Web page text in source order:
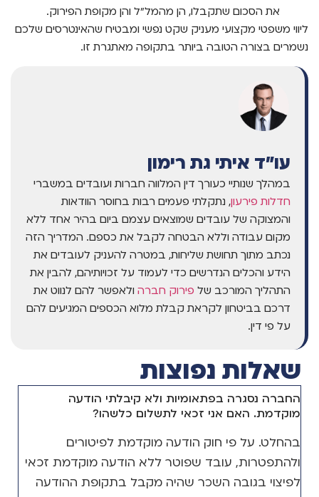
את הסכום שתקבלו, הן מהמל"ל והן מקופת הפירוק.
ליווי משפטי מקצועי מעניק שקט נפשי ומבטיח שהאינטרסים שלכם
נשמרים בצורה הטובה ביותר בתקופה מאתגרת זו.
עו"ד איתי גת רימון
במהלך שנותיי כעורך דין המלווה חברות ועובדים במשברי
חדלות פירעון, נתקלתי פעמים רבות בחוסר הוודאות
והמצוקה של עובדים שמוצאים עצמם ביום בהיר אחד ללא
מקום עבודה וללא הבטחה לקבל את כספם. המדריך הזה
נכתב מתוך תחושת שליחות, במטרה להעניק לעובדים את
הידע והכלים הנדרשים כדי לעמוד על זכויותיהם, להבין את
התהליך המורכב של פירוק חברה ולאפשר להם לנווט את
דרכם בביטחון לקראת קבלת מלוא הכספים המגיעים להם
על פי דין.
שאלות נפוצות
החברה נסגרה בפתאומיות ולא קיבלתי הודעה
מוקדמת. האם אני זכאי לתשלום כלשהו?
בהחלט. על פי חוק הודעה מוקדמת לפיטורים
ולהתפטרות, עובד שפוטר ללא הודעה מוקדמת זכאי
לפיצוי בגובה השכר שהיה מקבל בתקופת ההודעה